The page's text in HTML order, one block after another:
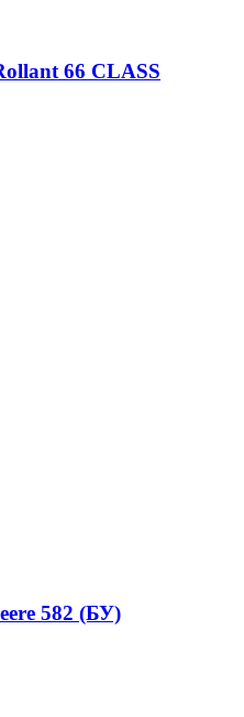
66 CLASS
582 (БУ)